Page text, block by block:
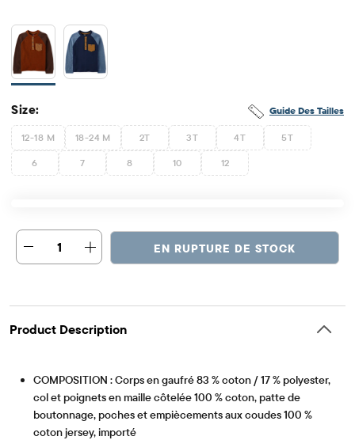
Guide Des Tailles
Size:
12-18 M 18-24 M 2T 3T 4T 5T
6 7 8 10 12
1 EN RUPTURE DE STOCK
Product Description
COMPOSITION : Corps en gaufré 83 % coton / 17 % polyester,
col et poignets en maille côtelée 100 % coton, patte de
boutonnage, poches et empiècements aux coudes 100 %
coton jersey, importé